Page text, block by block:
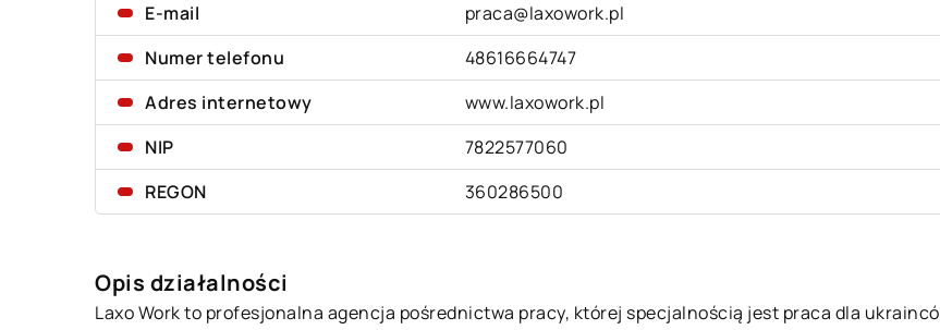
E-mail
praca@laxowork.pl
Numer telefonu
48616664747
Adres internetowy
www.laxowork.pl
NIP
7822577060
REGON
360286500
Opis działalności
Laxo Work to profesjonalna agencja pośrednictwa pracy, której specjalnością jest praca dla